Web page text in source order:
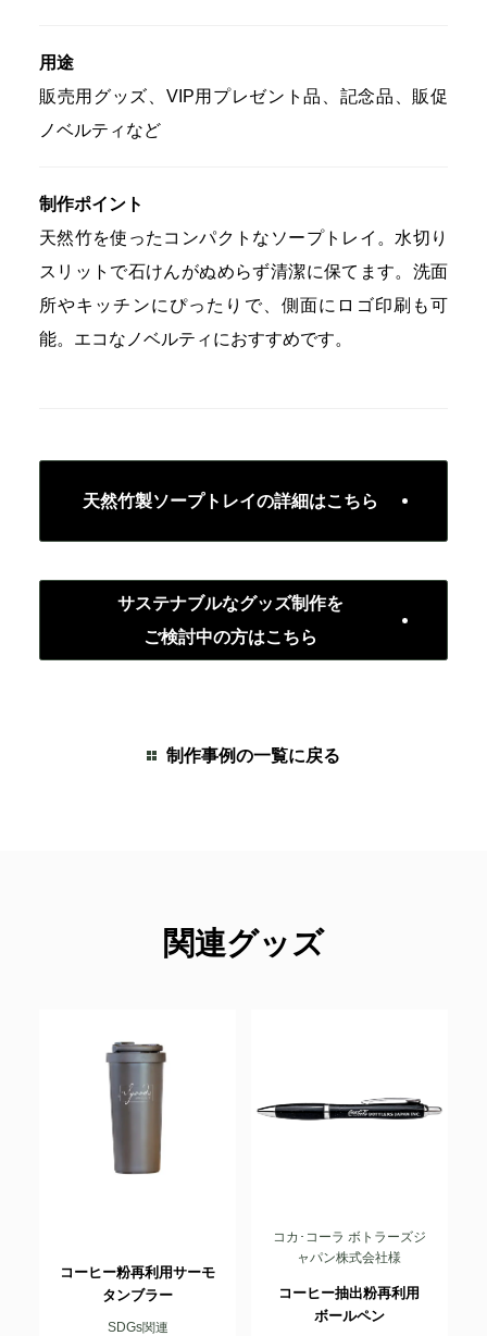
用途
販売用グッズ、VIP用プレゼント品、記念品、販促
ノベルティなど
制作ポイント
天然竹を使ったコンパクトなソープトレイ。水切り
スリットで石けんがぬめらず清潔に保てます。洗面
所やキッチンにぴったりで、側面にロゴ印刷も可
能。エコなノベルティにおすすめです。
天然竹製ソープトレイの詳細はこちら
サステナブルなグッズ制作を
ご検討中の方はこちら
制作事例の一覧に戻る
関連グッズ
コーヒー粉再利用サーモ
タンブラー
SDGs関連
コカ･コーラ ボトラーズジ
ャパン株式会社様
コーヒー抽出粉再利用
ボールペン